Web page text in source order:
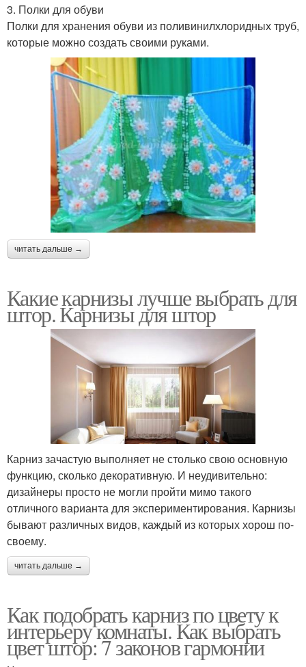
3. Полки для обуви
Полки для хранения обуви из поливинилхлоридных труб,
которые можно создать своими руками.
читать дальше →
Какие карнизы лучше выбрать для
штор. Карнизы для штор
Карниз зачастую выполняет не столько свою основную
функцию, сколько декоративную. И неудивительно:
дизайнеры просто не могли пройти мимо такого
отличного варианта для экспериментирования. Карнизы
бывают различных видов, каждый из которых хорош по-
своему.
читать дальше →
Как подобрать карниз по цвету к
интерьеру комнаты. Как выбрать
цвет штор: 7 законов гармонии